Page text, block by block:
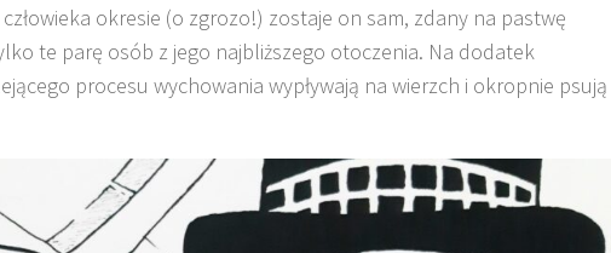
okresie (o zgrozo!) zostaje on sam, zdany na pastwę
te parę osób z jego najbliższego otoczenia. Na dodatek
procesu wychowania wypływają na wierzch i okropnie psują